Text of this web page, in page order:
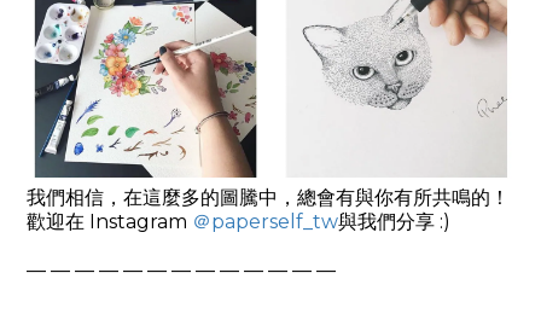
我們相信，在這麼多的圖騰中，總會有與你有所共鳴的！
歡迎在 Instagram ＠paperself_tw與我們分享 :)
— — — — — — — — — — — — —